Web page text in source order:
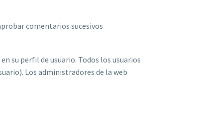
comentarios sucesivos
su perfil de usuario. Todos los usuarios
Los administradores de la web